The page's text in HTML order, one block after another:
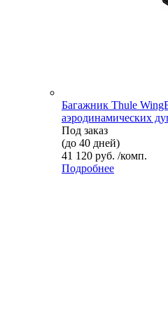
Багажник Thule
аэродинамических
Под заказ
(до 40 дней)
41 120 руб. /комп.
Подробнее